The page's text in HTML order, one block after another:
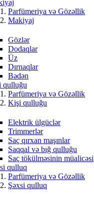
Parfümeriya və Gözəllik
Makiyaj
Gözlər
Dodaqlar
Üz
Dırnaqlar
Bədən
qulluğu
Parfümeriya və Gözəllik
Kişi qulluğu
Elektrik ülgüclər
Trimmerlər
Saç qırxan maşınlar
Saqqal və bığ qulluğu
Saç tökülməsinin müalicəsi
qulluq
Parfümeriya və Gözəllik
Şəxsi qulluq